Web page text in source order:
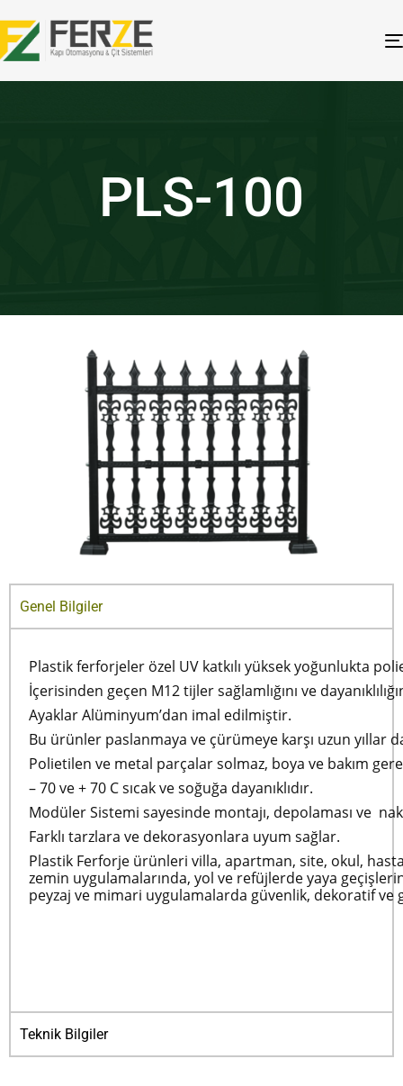
PLS-100
Genel Bilgiler
Plastik ferforjeler özel UV katkılı yüksek yoğunlukta
İçerisinden geçen M12 tijler sağlamlığını ve
Ayaklar Alüminyum’dan imal edilmiştir.
Bu ürünler paslanmaya ve çürümeye karşı uzun yıllar
Polietilen ve metal parçalar solmaz, boya ve bakım
– 70 ve + 70 C sıcak ve soğuğa dayanıklıdır.
Modüler Sistemi sayesinde montajı, depolaması ve
Farklı tarzlara ve dekorasyonlara uyum sağlar.
Plastik Ferforje ürünleri villa, apartman, site, okul,
zemin uygulamalarında, yol ve refüjlerde yaya
peyzaj ve mimari uygulamalarda güvenlik, dekoratif ve
Teknik Bilgiler